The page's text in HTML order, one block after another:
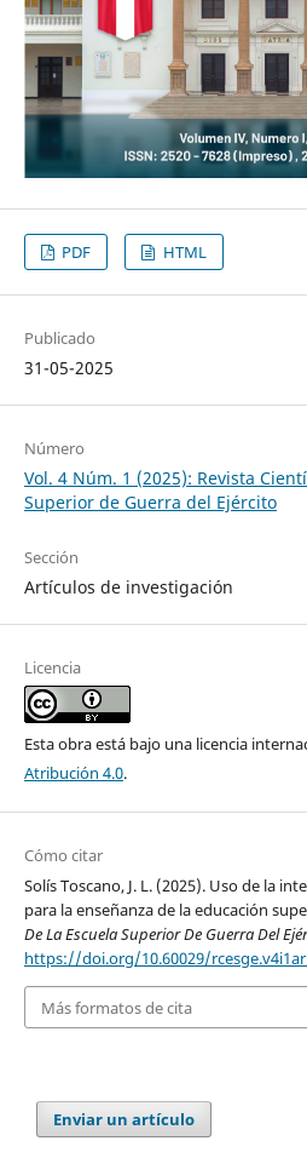
PDF HTML
Publicado
31-05-2025
Número
Vol. 4 Núm. 1 (2025): Revista
Superior de Guerra del Ejército
Sección
Artículos de investigación
Licencia
Esta obra está bajo una licencia
Atribución 4.0.
Cómo citar
Solís Toscano, J. L. (2025). Uso de la
para la enseñanza de la educación
De La Escuela Superior De Guerra Del
https://doi.org/10.60029/
Más formatos de cita
Enviar un artículo